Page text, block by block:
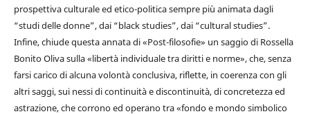
prospettiva culturale ed etico-politica sempre più animata dagli
“studi delle donne”, dai “black studies”, dai “cultural studies”.
Infine, chiude questa annata di «Post-filosofie» un saggio di Rossella
Bonito Oliva sulla «libertà individuale tra diritti e norme», che, senza
farsi carico di alcuna volontà conclusiva, riflette, in coerenza con gli
altri saggi, sui nessi di continuità e discontinuità, di concretezza ed
astrazione, che corrono ed operano tra «fondo e mondo simbolico